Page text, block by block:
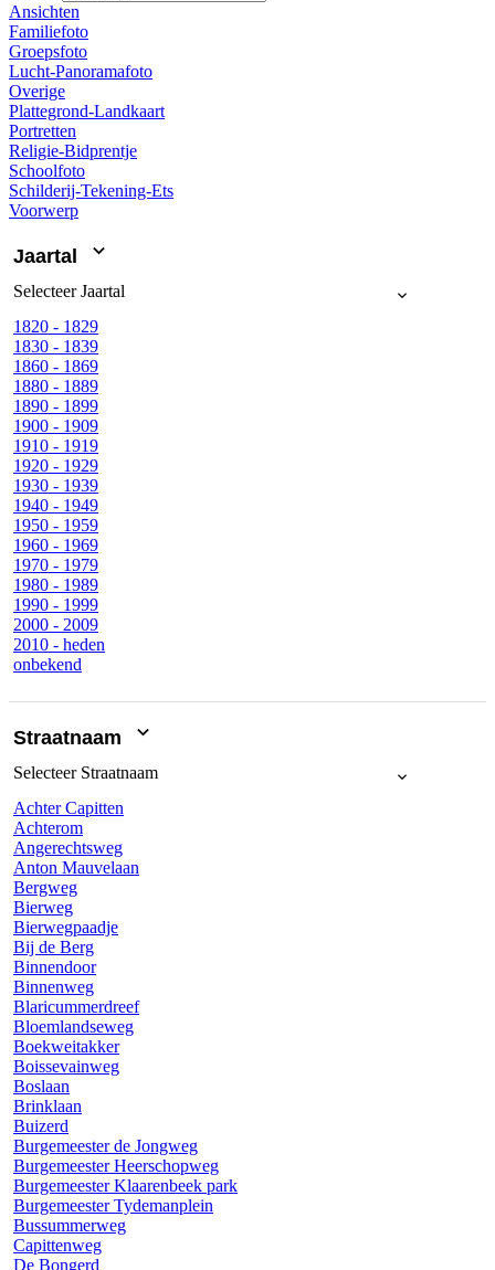
Ansichten
Familiefoto
Groepsfoto
Lucht-Panoramafoto
Overige
Plattegrond-Landkaart
Portretten
Religie-Bidprentje
Schoolfoto
Schilderij-Tekening-Ets
Voorwerp
Jaartal
SelecteerJaartal
1820 - 1829
1830 - 1839
1860 - 1869
1880 - 1889
1890 - 1899
1900 - 1909
1910 - 1919
1920 - 1929
1930 - 1939
1940 - 1949
1950 - 1959
1960 - 1969
1970 - 1979
1980 - 1989
1990 - 1999
2000 - 2009
2010 - heden
onbekend
Straatnaam
SelecteerStraatnaam
Achter Capitten
Achterom
Angerechtsweg
Anton Mauvelaan
Bergweg
Bierweg
Bierwegpaadje
Bij de Berg
Binnendoor
Binnenweg
Blaricummerdreef
Bloemlandseweg
Boekweitakker
Boissevainweg
Boslaan
Brinklaan
Buizerd
Burgemeester de Jongweg
Burgemeester Heerschopweg
Burgemeester Klaarenbeek park
Burgemeester Tydemanplein
Bussummerweg
Capittenweg
De Bongerd